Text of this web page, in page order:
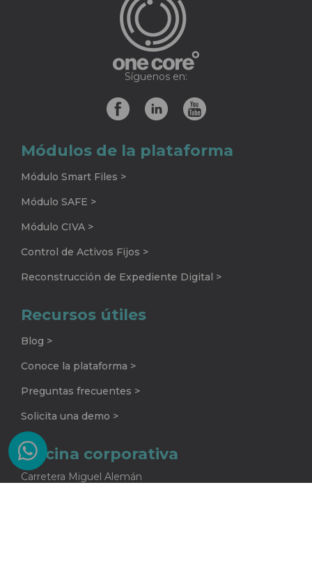
Síguenos en:
Módulos de la plataforma
Módulo Smart Files >
Módulo SAFE >
Módulo CIVA >
Control de Activos Fijos >
Reconstrucción de Expediente Digital >
Recursos útiles
Blog >
Conoce la plataforma >
Preguntas frecuentes >
Solicita una demo >
Oficina corporativa
Carretera Miguel Alemán